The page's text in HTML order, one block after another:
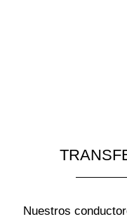
Nuestros